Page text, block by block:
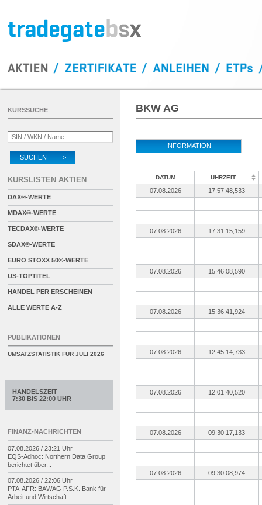
BKW AG
INFORMATION
DATUM UHRZEIT
07.08.2026 17:57:48,533
07.08.2026 17:31:15,159
07.08.2026 15:46:08,590
07.08.2026 15:36:41,924
07.08.2026 12:45:14,733
07.08.2026 12:01:40,520
07.08.2026 09:30:17,133
07.08.2026 09:30:08,974
KURSSUCHE
SUCHEN >
KURSLISTEN AKTIEN
DAX®-WERTE
MDAX®-WERTE
TECDAX®-WERTE
SDAX®-WERTE
EURO STOXX 50®-WERTE
US-TOPTITEL
HANDEL PER ERSCHEINEN
ALLE WERTE A-Z
PUBLIKATIONEN
UMSATZSTATISTIK FÜR JULI 2026
HANDELSZEIT
7:30 BIS 22:00 UHR
FINANZ-NACHRICHTEN
07.08.2026 / 23:21 Uhr
EQS-Adhoc: Northern Data Group
berichtet über...
07.08.2026 / 22:06 Uhr
PTA-AFR: BAWAG P.S.K. Bank für
Arbeit und Wirtschaft...